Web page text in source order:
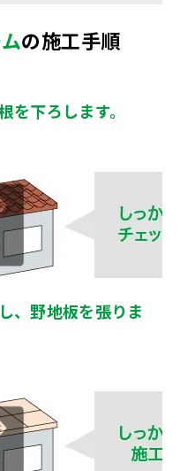
の施工手順
を下ろします。
、野地板を張りま